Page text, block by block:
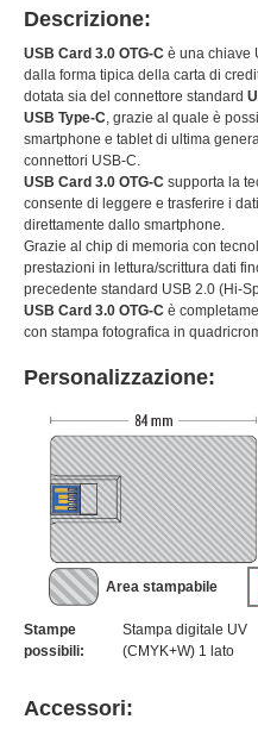
Descrizione:
USB Card 3.0 OTG-C è una chiave
dalla forma tipica della carta di
dotata sia del connettore standard
USB Type-C , grazie al quale è
smartphone e tablet di ultima
connettori USB-C.
USB Card 3.0 OTG-C supporta la
consente di leggere e trasferire i
direttamente dallo smartphone.
Grazie al chip di memoria con
prestazioni in lettura/scrittura dati
precedente standard USB 2.0 (Hi-
USB Card 3.0 OTG-C è
con stampa fotografica in
Personalizzazione:
Area stampabile
Stampe
possibili:
Stampa digitale UV
(CMYK+W) 1 lato
Accessori: